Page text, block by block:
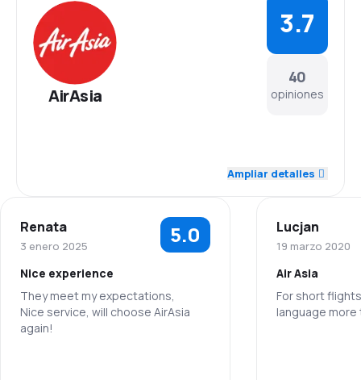
AirAsia
40
opiniones
3.7
Red de conexiones 4.0
Precio del billete 4.0
Comodidad de viaje 3.6
Ampliar detalles
Renata
3 enero 2025 5.0
Nice experience
They meet my expectations,
Nice service, will choose AirAsia
again!
Lucjan
19 marzo 2020
Air Asia
For short
language more